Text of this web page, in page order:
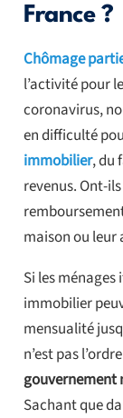
France ?
Chômage
l’activité pour
coronavirus,
en difficulté
immobilier, du
revenus. Ont-
maison ou leur
Si les
immobilier
mensualité
n’est pas
gouvernement
Sachant que